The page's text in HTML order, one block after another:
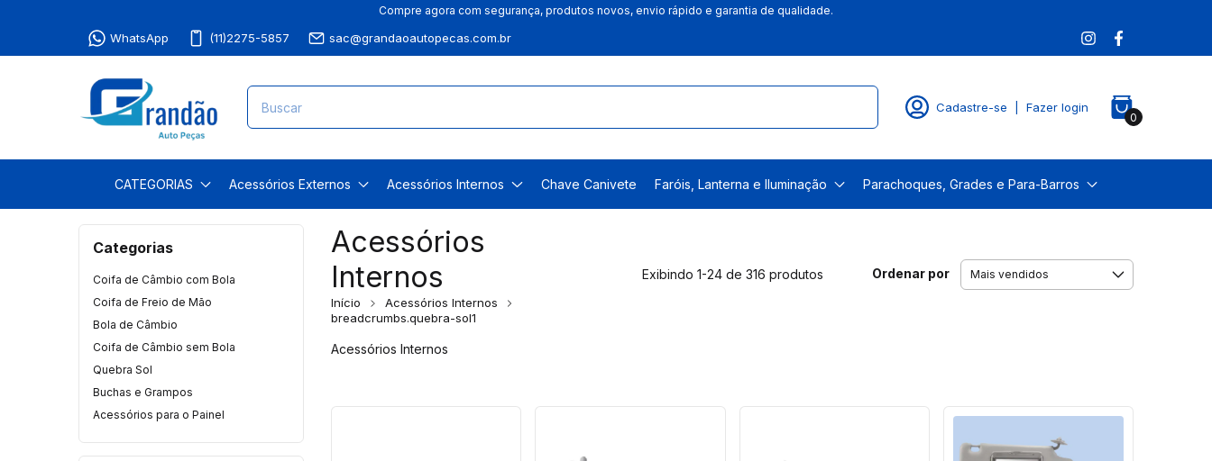
Compre agora com segurança, produtos novos, envio rápido e garantia de qualidade.
WhatsApp (11)2275-5857 sac@grandaoautopecas.com.br
Cadastre-se Fazer login
0
CATEGORIAS Acessórios Externos Acessórios Internos Chave Canivete Faróis, Lanterna e Iluminação Parachoques, Grades e Para-Barros
Categorias
Coifa de Câmbio com Bola
Coifa de Freio de Mão
Bola de Câmbio
Coifa de Câmbio sem Bola
Quebra Sol
Buchas e Grampos
Acessórios para o Painel
Acessórios
Internos
Início
Acessórios Internos
breadcrumbs.quebra-sol1
Exibindo 1-24 de 316 produtos Ordenar por
Acessórios Internos